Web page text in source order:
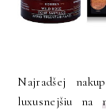
Najradšej
luxusnejšiu na